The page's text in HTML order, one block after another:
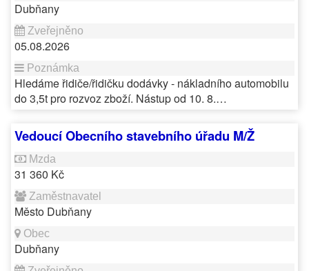
Dubňany
05.08.2026
Hledáme řidiče/řidičku dodávky - nákladního automobilu
do 3,5t pro rozvoz zboží. Nástup od 10. 8.…
Vedoucí Obecního stavebního úřadu M/Ž
31 360 Kč
Město Dubňany
Dubňany